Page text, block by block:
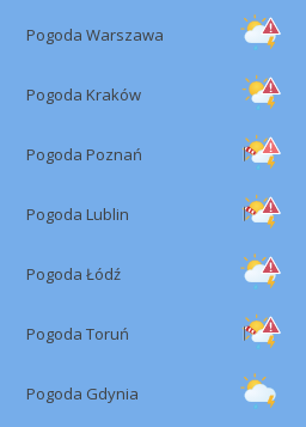
Pogoda Warszawa
Pogoda Kraków
Pogoda Poznań
Pogoda Lublin
Pogoda Łódź
Pogoda Toruń
Pogoda Gdynia